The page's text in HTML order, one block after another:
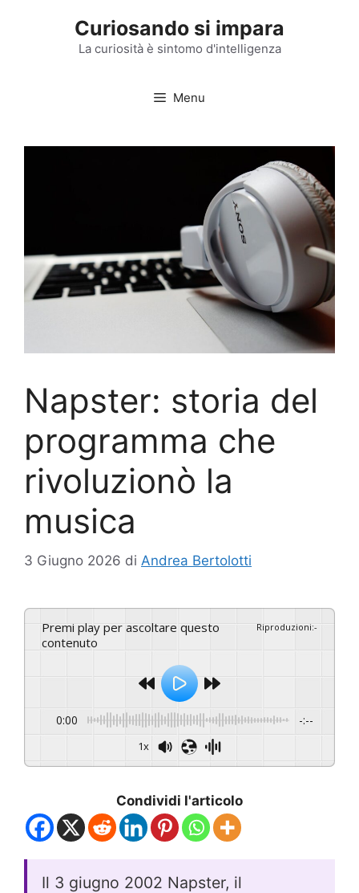
Curiosando si impara
La curiosità è sintomo d'intelligenza
Menu
Napster: storia del
programma che
rivoluzionò la
musica
3 Giugno 2026 di Andrea Bertolotti
Premi play per ascoltare questo
contenuto
Riproduzioni:-
0:00 -:--
1x
Condividi l'articolo
Il 3 giugno 2002 Napster, il